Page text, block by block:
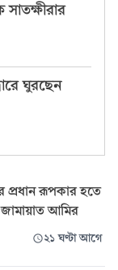
সাতক্ষীরার
ঘুরছেন
প্রধান রূপকার হতে
আমির
২১ ঘণ্টা আগে